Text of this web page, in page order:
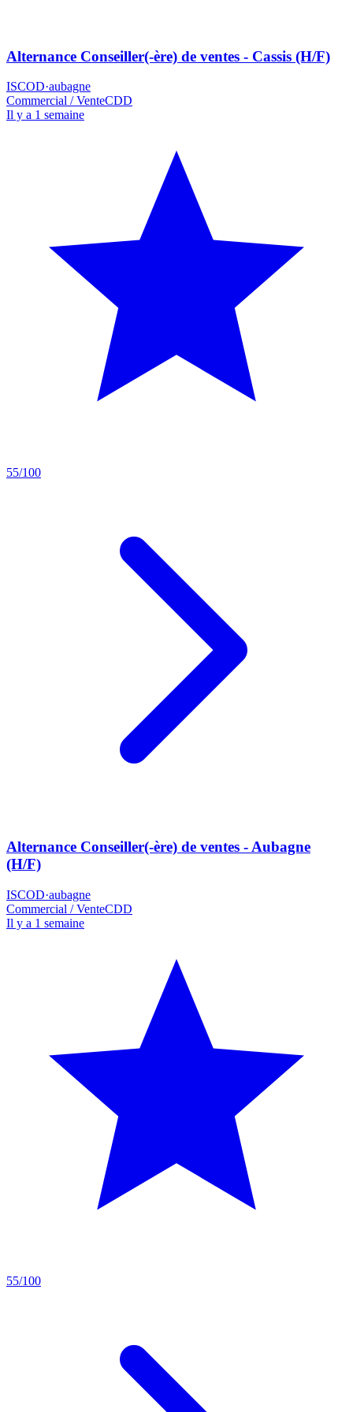
Alternance Conseiller(-ère) de ventes - Cassis (H/F)
ISCOD·aubagne
Commercial / VenteCDD
Il y a 1 semaine
55/100
Alternance Conseiller(-ère) de ventes - Aubagne
(H/F)
ISCOD·aubagne
Commercial / VenteCDD
Il y a 1 semaine
55/100